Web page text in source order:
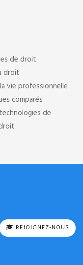
de droit
droit
vie professionnelle
comparés
de
REJOIGNEZ-NOUS